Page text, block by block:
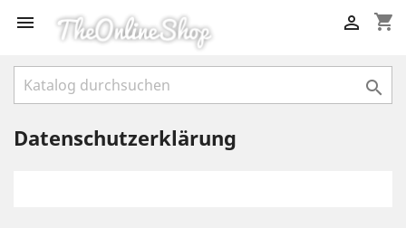
 shopping_cart


Datenschutzerklärung